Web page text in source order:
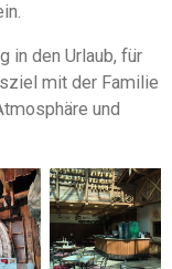
in den Urlaub, für
mit der Familie
und